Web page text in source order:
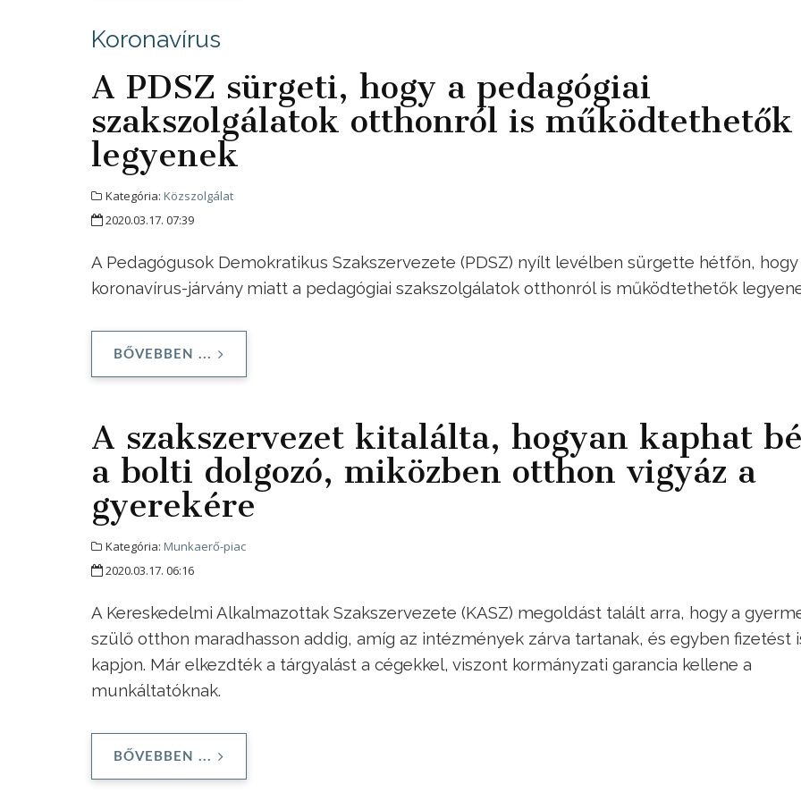
Koronavírus
A PDSZ sürgeti, hogy a pedagógiai
szakszolgálatok otthonról is működtethetők
legyenek
Kategória: Közszolgálat
2020.03.17. 07:39
A Pedagógusok Demokratikus Szakszervezete (PDSZ) nyílt levélben sürgette hétfőn, hogy
koronavírus-járvány miatt a pedagógiai szakszolgálatok otthonról is működtethetők
BŐVEBBEN ...
A szakszervezet kitalálta, hogyan kaphat
a bolti dolgozó, miközben otthon vigyáz a
gyerekére
Kategória: Munkaerő-piac
2020.03.17. 06:16
A Kereskedelmi Alkalmazottak Szakszervezete (KASZ) megoldást talált arra, hogy a
szülő otthon maradhasson addig, amíg az intézmények zárva tartanak, és egyben fizetést
kapjon. Már elkezdték a tárgyalást a cégekkel, viszont kormányzati garancia kellene a
munkáltatóknak.
BŐVEBBEN ...